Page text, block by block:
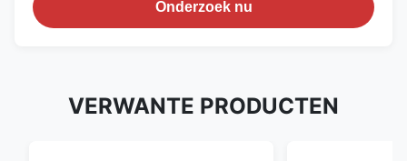
Onderzoek nu
VERWANTE PRODUCTEN